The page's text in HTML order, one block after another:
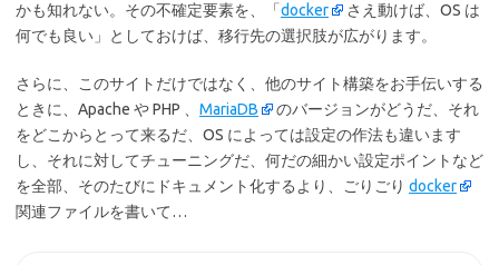
かも知れない。その不確定要素を、「docker
さえ動けば、OS は
何でも良い」としておけば、移行先の選択肢が広がります。
さらに、このサイトだけではなく、他のサイト構築をお手伝いする
ときに、Apache や PHP 、 MariaDB
のバージョンがどうだ、それ
をどこからとって来るだ、OS によっては設定の作法も違います
し、それに対してチューニングだ、何だの細かい設定ポイントなど
を全部、そのたびにドキュメント化するより、ごりごり docker
関連ファイルを書いて…